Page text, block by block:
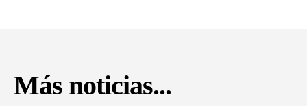
Más noticias...